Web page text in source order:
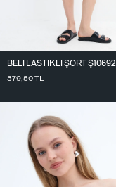
BELI LASTIKLI ŞORT Ş10692
379,50TL